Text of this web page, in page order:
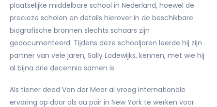
plaatselijke middelbare school in Nederland, hoewel de
precieze scholen en details hierover in de beschikbare
biografische bronnen slechts schaars zijn
gedocumenteerd. Tijdens deze schooljaren leerde hij zijn
partner van vele jaren, Sally Lodewijks, kennen, met wie hij
al bijna drie decennia samen is.
Als tiener deed Van der Meer al vroeg internationale
ervaring op door als au pair in New York te werken voor